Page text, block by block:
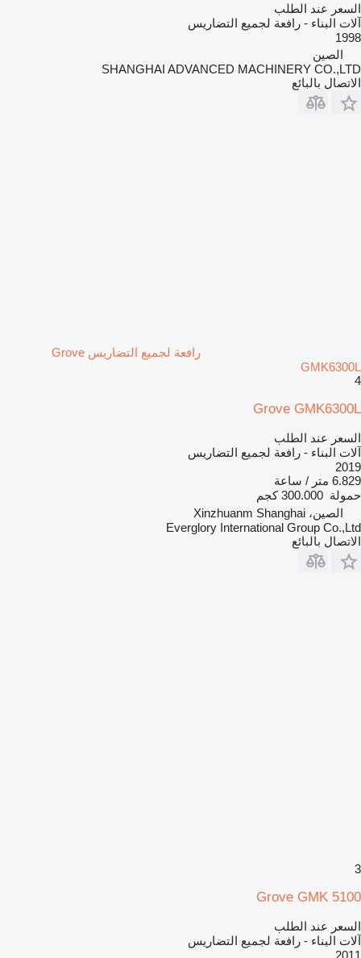
السعر عند الطلب
آلات البناء - رافعة لجميع التضاريس
1998
الصين
SHANGHAI ADVANCED MACHINERY CO.,LTD
الاتصال بالبائع
رافعة لجميع التضاريس Grove
GMK6300L
4
Grove GMK6300L
السعر عند الطلب
آلات البناء - رافعة لجميع التضاريس
2019
6.829 متر / ساعة
حمولة 300.000 كجم
الصين، Xinzhuanm Shanghai
Everglory International Group Co.,Ltd
الاتصال بالبائع
3
Grove GMK 5100
السعر عند الطلب
آلات البناء - رافعة لجميع التضاريس
2011